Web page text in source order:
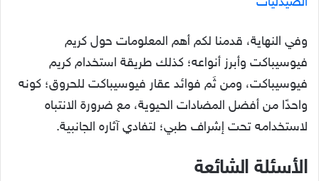
وفي النهاية، قدمنا لكم أهم المعلومات حول كريم
فيوسيباكت وأبرز أنواعه؛ كذلك طريقة استخدام كريم
فيوسيباكت، ومن ثَم فوائد عقار فيوسيباكت للحروق؛ كونه
واحدًا من أفضل المضادات الحيوية، مع ضرورة الانتباه
لاستخدامه تحت إشراف طبي؛ لتفادي آثاره الجانبية.
الأسئلة الشائعة